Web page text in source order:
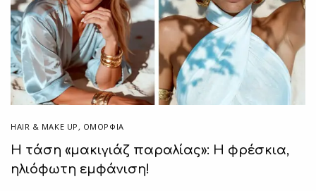
HAIR & MAKE UP , ΟΜΟΡΦΙΑ
Η τάση «μακιγιάζ παραλίας»: Η φρέσκια,
ηλιόφωτη εμφάνιση!